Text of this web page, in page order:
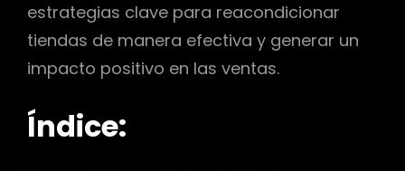
estrategias clave para reacondicionar
tiendas de manera efectiva y generar un
impacto positivo en las ventas.
Índice: